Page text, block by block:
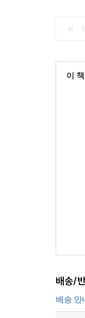
이
배송/
배송 안